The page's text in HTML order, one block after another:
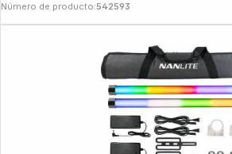
Número de producto:542593